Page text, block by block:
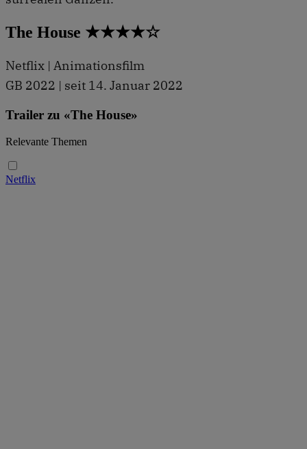
The House ★★★★☆
Netflix | Animationsfilm
GB 2022 | seit 14. Januar 2022
Trailer zu «The House»
Relevante Themen
Netflix